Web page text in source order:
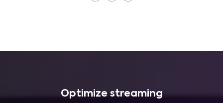
Optimize streaming